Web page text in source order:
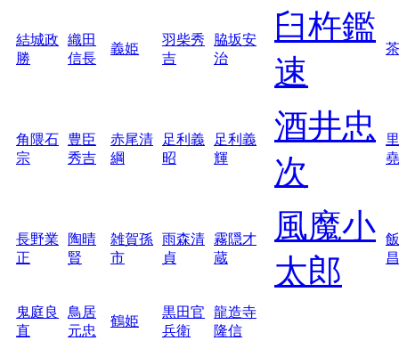
結城政
勝
織田
信長
義姫
羽柴秀
吉
脇坂安
治
臼杵鑑
速
角隈石
宗
豊臣
秀吉
赤尾清
綱
足利義
昭
足利義
輝
酒井忠
次
堯
長野業
正
陶晴
賢
雑賀孫
市
雨森清
貞
霧隠才
蔵
風魔小
太郎
昌
鬼庭良
直
鳥居
元忠
鶴姫
黒田官
兵衛
龍造寺
隆信